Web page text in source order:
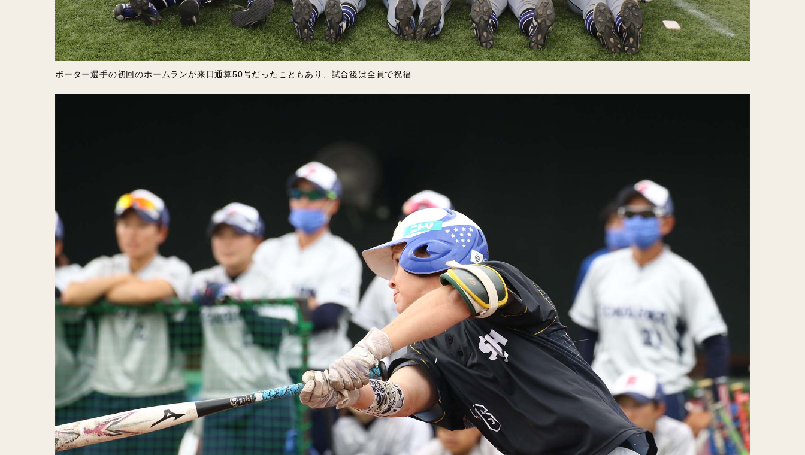
ポーター選手の初回のホームランが来日通算50号だったこともあり、試合後は全員で祝福